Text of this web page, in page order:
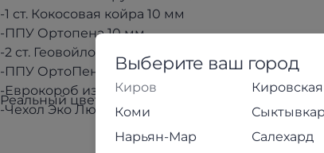
-1 ст. Кокосовая койра 10 мм
-ППУ Ортопена 10 мм
-2 ст. Геовойлок 3 мм
-ППУ ОртоПена 15 мм
-Еврокороб из ППУ
-Чехол Эко Люкс (несъемный)
Реальный цвет товара может незначительно
Выберите ваш город
Киров
Коми
Сыктывкар
Нарьян-Мар
Салехард